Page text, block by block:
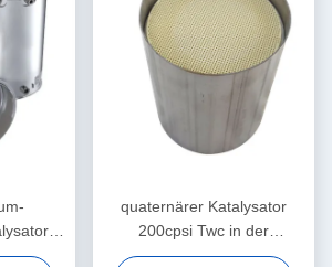
quaternärer Katalysator
200cpsi Twc in der
Automobil-Katalysator-